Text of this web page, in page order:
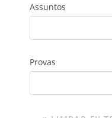
Assuntos
Provas